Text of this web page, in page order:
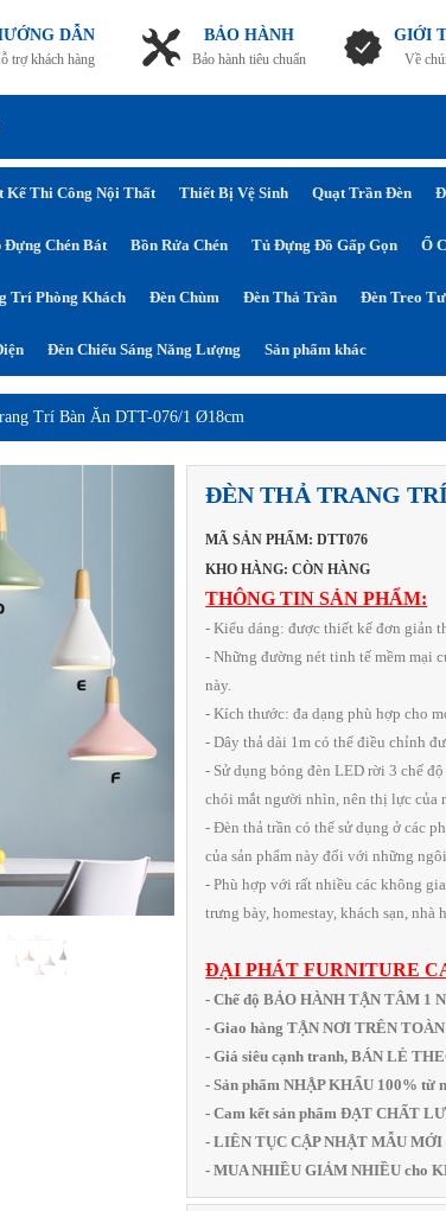
DẪN
trợ khách hàng
BẢO HÀNH
Bảo hành tiêu chuẩn
GIỚI
Về
Kế Thi Công Nội Thất Thiết Bị Vệ Sinh Quạt Trần Đèn
Đựng Chén Bát Bồn Rửa Chén Tủ Đựng Đồ Gấp Gọn Ổ
Trí Phòng Khách Đèn Chùm Đèn Thả Trần Đèn Treo
Đèn Chiếu Sáng Năng Lượng Sản phẩm khác
Trí Bàn Ăn DTT-076/1 Ø18cm
ĐÈN THẢ TRANG
MÃ SẢN PHẨM: DTT076
KHO HÀNG: CÒN HÀNG
THÔNG TIN SẢN PHẨM:
- Kiểu dáng: được thiết kế đơn giản
- Những đường nét tinh tế mềm mại
này.
- Kích thước: đa dạng phù hợp cho
- Dây thả dài 1m có thể điều chỉnh
- Sử dụng bóng đèn LED rời 3 chế
chói mắt người nhìn, nên thị lực của
- Đèn thả trần có thể sử dụng ở các
của sản phẩm này đối với những
- Phù hợp với rất nhiều các không
trưng bày, homestay, khách sạn, nhà
ĐẠI PHÁT FURNITURE
- Chế độ BẢO HÀNH TẬN TÂM 1
- Giao hàng TẬN NƠI TRÊN
- Giá siêu cạnh tranh, BÁN LẺ
- Sản phẩm NHẬP KHẨU 100% từ
- Cam kết sản phẩm ĐẠT CHẤT
- LIÊN TỤC CẬP NHẬT MẪU MỚI
- MUA NHIỀU GIẢM NHIỀU cho